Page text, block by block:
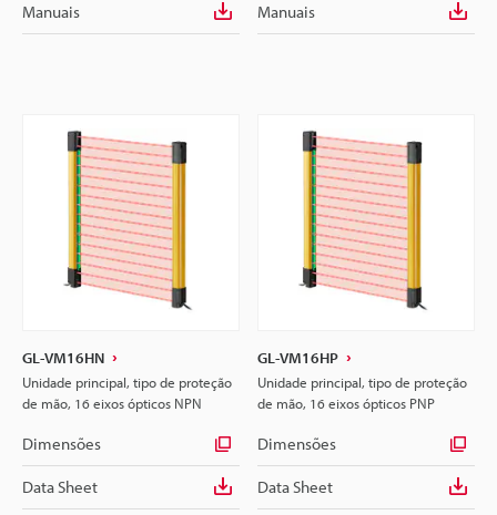
Manuais Manuais
GL-VM16HN
Unidade principal, tipo de proteção
de mão, 16 eixos ópticos NPN
Dimensões
Data Sheet
GL-VM16HP
Unidade principal, tipo de proteção
de mão, 16 eixos ópticos PNP
Dimensões
Data Sheet